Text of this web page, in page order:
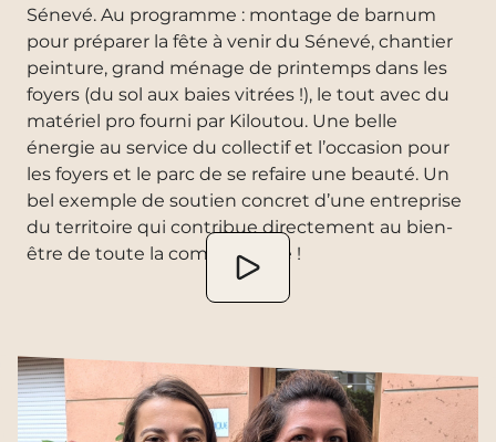
Sénevé. Au programme : montage de barnum
pour préparer la fête à venir du Sénevé, chantier
peinture, grand ménage de printemps dans les
foyers (du sol aux baies vitrées !), le tout avec du
matériel pro fourni par Kiloutou. Une belle
énergie au service du collectif et l’occasion pour
les foyers et le parc de se refaire une beauté. Un
bel exemple de soutien concret d’une entreprise
du territoire qui contribue directement au bien-
être de toute la communauté !